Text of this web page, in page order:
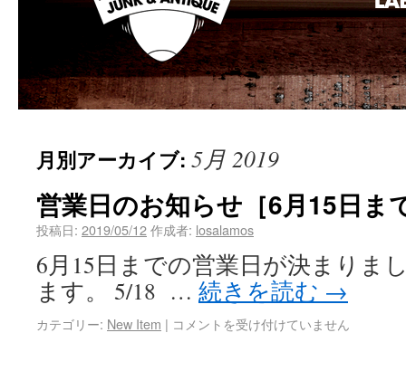
月別アーカイブ: 5月 2019
営業日のお知らせ［6月15日ま
投稿日: 2019/05/12作成者: losalamos
6月15日までの営業日が決まりま
ます。 5/18 … 続きを読む →
カテゴリー: New Item | コメントを受け付けていません